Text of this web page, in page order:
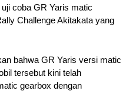
coba GR Yaris matic
Challenge Akitakata yang
bahwa GR Yaris versi matic
tersebut kini telah
gearbox dengan